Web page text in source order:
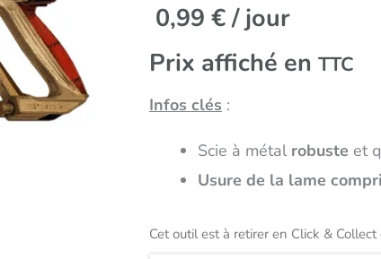
0,99 €/ jour
Prix affiché en TTC
Infos clés :
Scie à métal robuste et
Usure de la lame
Cet outil est à retirer en Click & Collect